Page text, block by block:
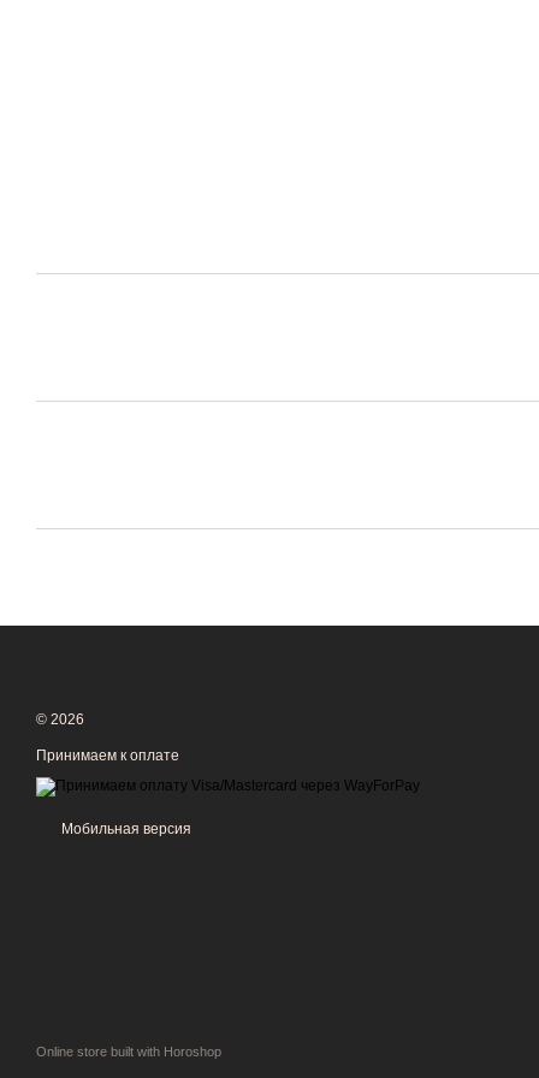
© 2026
Принимаем к оплате
Мобильная версия
Online store built with Horoshop